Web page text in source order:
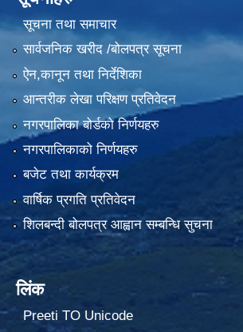
सूचना तथा समाचार
सार्वजनिक खरीद /बोलपत्र सूचना
ऐन,कानून तथा निर्देशिका
आन्तरीक लेखा परिक्षण प्रतिवेदन
नगरपालिका बोर्डको निर्णयहरु
नगरपालिकाको निर्णयहरु
बजेट तथा कार्यक्रम
वार्षिक प्रगति प्रतिवेदन
शिलबन्दी बोलपत्र आह्वान सम्बन्धि सुचना
लिंक
Preeti TO Unicode